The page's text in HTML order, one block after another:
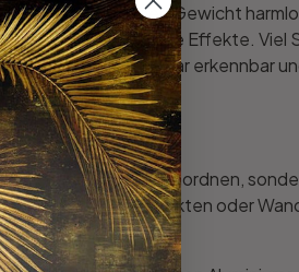
als 30 Tonnen Gewicht
kleine Details grosse Effekte. Viel
Details sind klar erkennbar
nicht nur beliebig anordnen,
mit Metallic-Effekten oder